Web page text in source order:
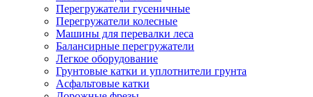
Перегружатели гусеничные
Перегружатели колесные
Машины для перевалки леса
Балансирные перегружатели
Легкое оборудование
Грунтовые катки и уплотнители грунта
Асфальтовые катки